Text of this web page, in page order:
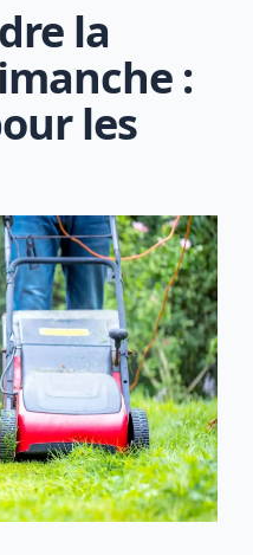
la
:
les